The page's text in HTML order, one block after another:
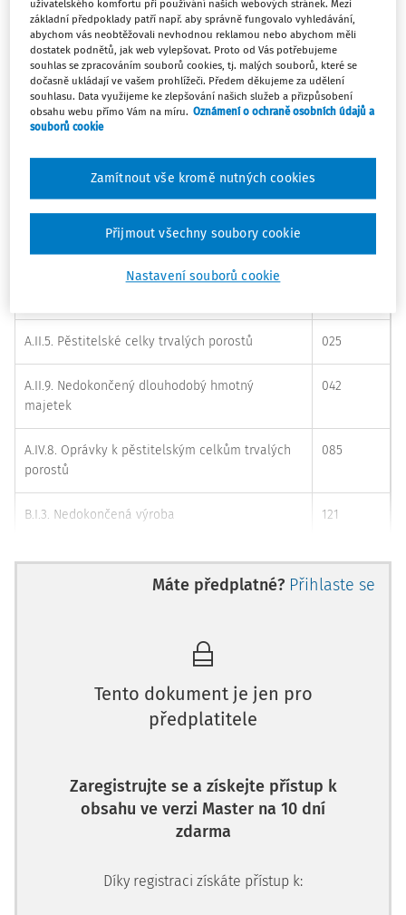
účetnictví podnikatelských subjektů, mohou se s ní
setkat i nestátní neziskové organizace. Článek se proto
zaměřuje na specifika této oblasti účetnictví, včetně
oceňování, inventarizace, vykazování, zveřejňování,
příkladů účetních transakcí a daňového pohledu na
rezervu na pěstební činnost.
Tabulka 1: Vymezení rostlinné výroby v rozvaze a výkazu
zisku a ztráty včetně souvisejících položek
Položka rozvahy – aktiva Číslo účtu
A.II.5. Pěstitelské celky trvalých porostů 025
A.II.9. Nedokončený dlouhodobý hmotný
majetek
042
A.IV.8. Oprávky k pěstitelským celkům trvalých
porostů
085
B.I.3. Nedokončená výroba 121
B.I.4. Polotovary vlastní výroby 122
B.I.1. Rezervy
A.II.7. Změna stavu zásob vlastní činnosti
561, 562,
563
A.V.21. Manka a škody
Máte předplatné? Přihlaste se
Tento dokument je jen pro
předplatitele
Zaregistrujte se a získejte přístup k
obsahu ve verzi Master na 10 dní
zdarma
Díky registraci získáte přístup k:
uživatelského komfortu při používání našich webových stránek. Mezi
základní předpoklady patří např. aby správně fungovalo vyhledávání,
abychom vás neobtěžovali nevhodnou reklamou nebo abychom měli
dostatek podnětů, jak web vylepšovat. Proto od Vás potřebujeme
souhlas se zpracováním souborů cookies, tj. malých souborů, které se
dočasně ukládají ve vašem prohlížeči. Předem děkujeme za udělení
souhlasu. Data využijeme ke zlepšování našich služeb a přizpůsobení
obsahu webu přímo Vám na míru. Oznámení o ochraně osobních údajů a
souborů cookie
Nastavení souborů cookie
Zamítnout vše kromě nutných cookies
Přijmout všechny soubory cookie